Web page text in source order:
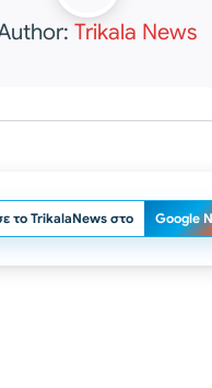
Trikala News
το TrikalaNews στο Google